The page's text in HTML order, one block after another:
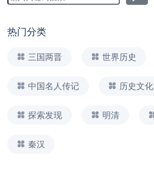
热门分类
三国两晋 世界历史
中国名人传记 历史文化
探索发现 明清
秦汉